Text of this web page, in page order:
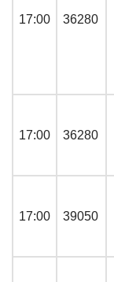
17:00 36280
17:00 36280
17:00 39050